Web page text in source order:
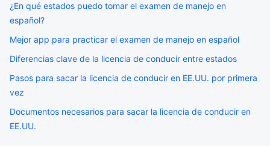
¿En qué estados puedo tomar el examen de manejo en
español?
Mejor app para practicar el examen de manejo en español
Diferencias clave de la licencia de conducir entre estados
Pasos para sacar la licencia de conducir en EE.UU. por primera
vez
Documentos necesarios para sacar la licencia de conducir en
EE.UU.